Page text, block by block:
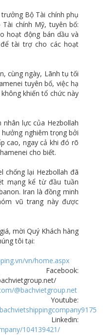
Bộ Tài chính phụ
chính Mỹ, tuyên bố:
hoạt động bán dầu và
tài trợ cho các hoạt
cùng ngày, Lãnh tụ tối
tuyên bố, việc hạ
khiến tổ chức này
nhân lực của Hezbollah
nghiêm trọng bởi
cao, ngay cả khi đó rõ
cho biết.
chống lại Hezbollah đã
mạng kể từ đầu tuần
Iran là đồng minh
vũ trang này được
mời Quý Khách hàng
tôi tại:
vn/home.aspx
@bachvietgroup.net
104139421/